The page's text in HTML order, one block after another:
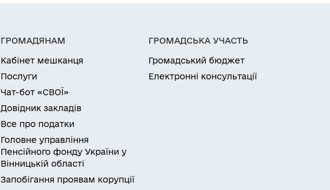
ГРОМАДЯНАМ
Кабінет мешканця
Послуги
Чат-бот «СВОЇ»
Довідник закладів
Все про податки
Головне управління
Пенсійного фонду України у
Вінницькій області
Запобігання проявам корупції
ГРОМАДСЬКА УЧАСТЬ
Громадський бюджет
Електронні консультації